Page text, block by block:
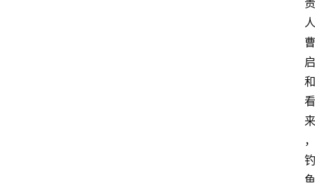
责
人
曹
启
和
看
来
，
钓
鱼